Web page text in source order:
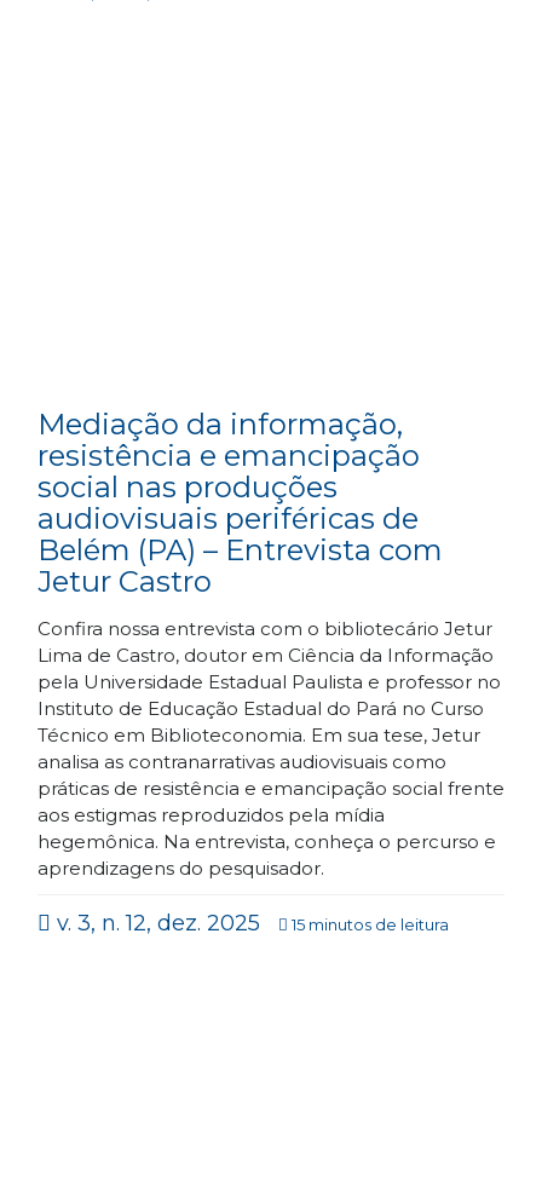
Mediação da informação,
resistência e emancipação
social nas produções
audiovisuais periféricas de
Belém (PA) – Entrevista com
Jetur Castro
Confira nossa entrevista com o bibliotecário Jetur
Lima de Castro, doutor em Ciência da Informação
pela Universidade Estadual Paulista e professor no
Instituto de Educação Estadual do Pará no Curso
Técnico em Biblioteconomia. Em sua tese, Jetur
analisa as contranarrativas audiovisuais como
práticas de resistência e emancipação social frente
aos estigmas reproduzidos pela mídia
hegemônica. Na entrevista, conheça o percurso e
aprendizagens do pesquisador.
v. 3, n. 12, dez. 2025 15 minutos de leitura